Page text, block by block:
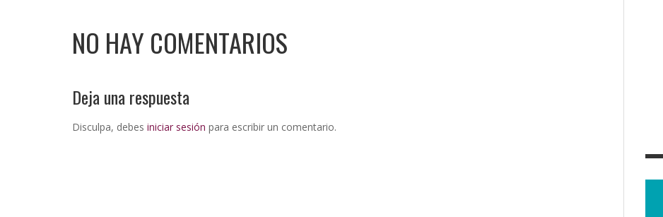
NO HAY COMENTARIOS
Deja una respuesta
Disculpa, debes iniciar sesión para escribir un comentario.